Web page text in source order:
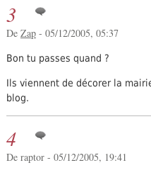
3
De Zap- 05/12/2005, 05:37
Bon tu passes quand ?
Ils viennent de décorer la
blog.
4
De raptor - 05/12/2005, 19:41